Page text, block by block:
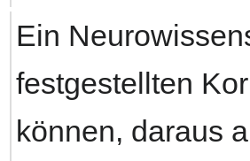
Ein
festgestellten
können, daraus